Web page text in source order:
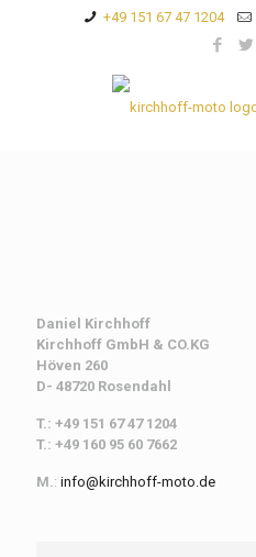
+49 151 67 47 1204
Daniel Kirchhoff
Kirchhoff GmbH & CO.KG
Höven 260
D- 48720 Rosendahl
T.: +49 151 67 47 1204
T.: +49 160 95 60 7662
M.: info@kirchhoff-moto.de